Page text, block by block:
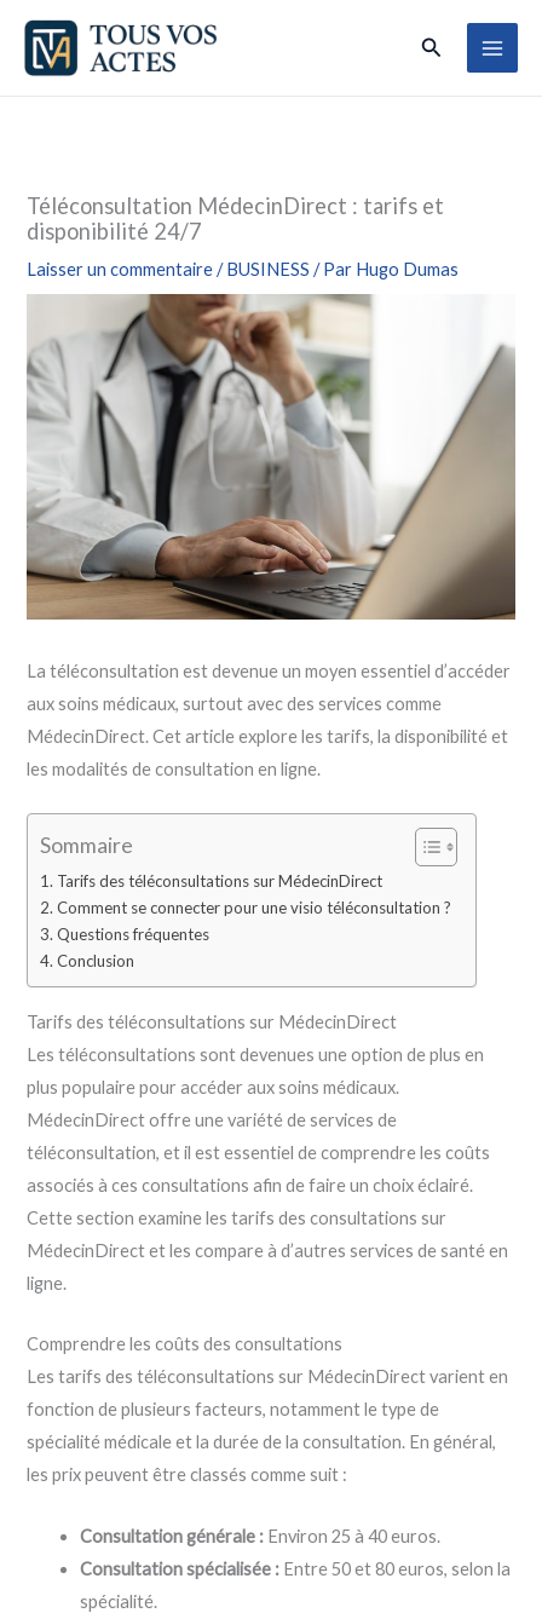
Aller
contenu
Rechercher
Téléconsultation MédecinDirect : tarifs et
disponibilité 24/7
Laisser un commentaire /BUSINESS / Par Hugo Dumas
La téléconsultation est devenue un moyen essentiel d’accéder
aux soins médicaux, surtout avec des services comme
MédecinDirect. Cet article explore les tarifs, la disponibilité et
les modalités de consultation en ligne.
Sommaire
Tarifs des téléconsultations sur MédecinDirect
Comment se connecter pour une visio téléconsultation ?
Questions fréquentes
Conclusion
Tarifs des téléconsultations sur MédecinDirect
Les téléconsultations sont devenues une option de plus en
plus populaire pour accéder aux soins médicaux.
MédecinDirect offre une variété de services de
téléconsultation, et il est essentiel de comprendre les coûts
associés à ces consultations afin de faire un choix éclairé.
Cette section examine les tarifs des consultations sur
MédecinDirect et les compare à d’autres services de santé en
ligne.
Comprendre les coûts des consultations
Les tarifs des téléconsultations sur MédecinDirect varient en
fonction de plusieurs facteurs, notamment le type de
spécialité médicale et la durée de la consultation. En général,
les prix peuvent être classés comme suit :
Consultation générale : Environ 25 à 40 euros.
Consultation spécialisée : Entre 50 et 80 euros, selon la
spécialité.